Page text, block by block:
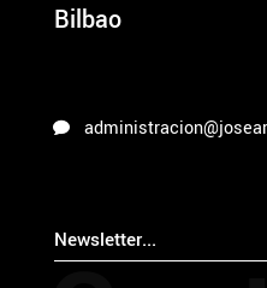
Bilbao